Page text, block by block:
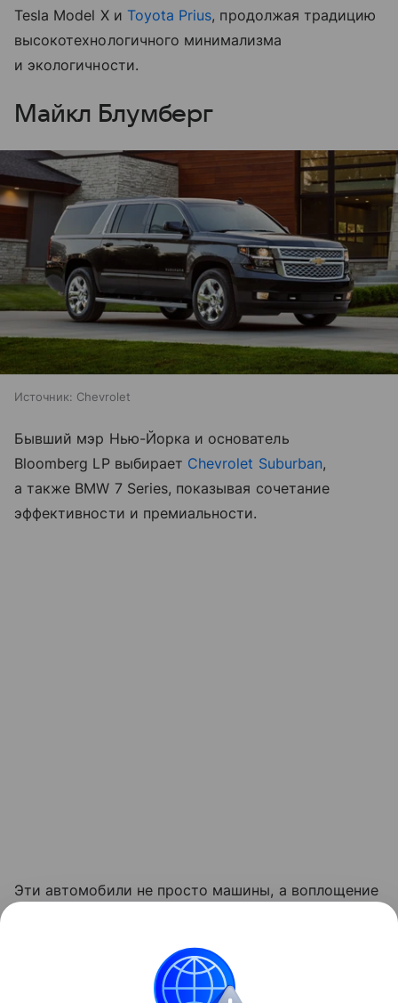
Tesla Model X и Toyota Prius, продолжая традицию
высокотехнологичного минимализма
и экологичности.
Майкл Блумберг
Источник: Chevrolet
Бывший мэр Нью-Йорка и основатель
Bloomberg LP выбирает Chevrolet Suburban,
а также BMW 7 Series, показывая сочетание
эффективности и премиальности.
Эти автомобили не просто машины, а воплощение
У каждого из миллиардеров свой взгляд
на роскошь и практичность, и автопарк служит